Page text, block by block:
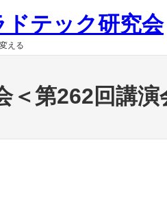
ドテック研究会
える
＜第262回講